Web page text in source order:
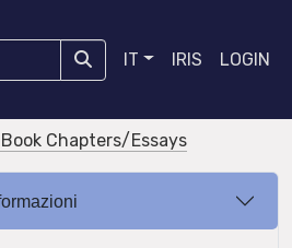
IT IRIS LOGIN
Chapters/Essays